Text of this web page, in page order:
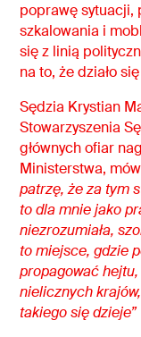
poprawę sytuacji,
szkalowania i
się z linią
na to, że działo
Sędzia Krystian
Stowarzyszenia
głównych ofiar
Ministerstwa,
patrzę, że za tym
to dla mnie jako
niezrozumiała,
to miejsce, gdzie
propagować
nielicznych
takiego się dzieje”